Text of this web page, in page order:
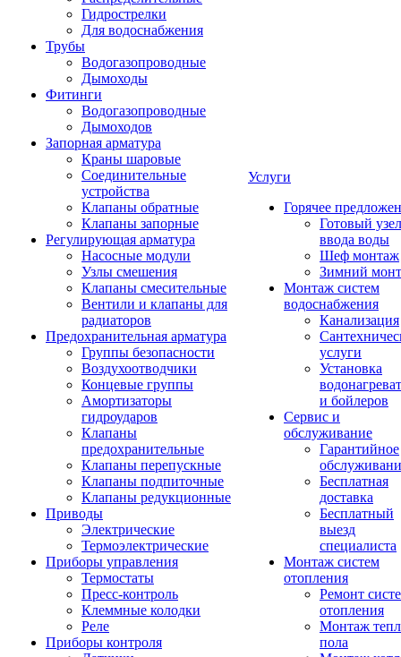
Гидрострелки
Для водоснабжения
Трубы
Водогазопроводные
Дымоходы
Фитинги
Водогазопроводные
Дымоходов
Запорная арматура
Краны шаровые
Соединительные
устройства
Клапаны обратные
Клапаны запорные
Регулирующая арматура
Насосные модули
Узлы смешения
Клапаны смесительные
Вентили и клапаны для
радиаторов
Предохранительная арматура
Группы безопасности
Воздухоотводчики
Концевые группы
Амортизаторы
гидроударов
Клапаны
предохранительные
Клапаны перепускные
Клапаны подпиточные
Клапаны редукционные
Приводы
Электрические
Термоэлектрические
Приборы управления
Термостаты
Пресс-контроль
Клеммные колодки
Реле
Приборы контроля
Услуги
Горячее
Готовый узел
ввода воды
Шеф монтаж
Зимний
Монтаж систем
водоснабжения
Канализация
услуги
Установка
и бойлеров
Сервис и
обслуживание
Гарантийное
Бесплатная
доставка
Бесплатный
выезд
специалиста
Монтаж систем
отопления
Ремонт
отопления
Монтаж
пола